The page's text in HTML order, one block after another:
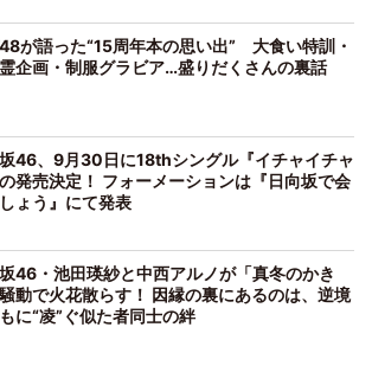
が語った“15周年本の思い出” 大食い特訓・
企画・制服グラビア…盛りだくさんの裏話
46、9月30日に18thシングル『イチャイチャ
発売決定！ フォーメーションは『日向坂で会
ょう』にて発表
46・池田瑛紗と中西アルノが「真冬のかき
動で火花散らす！ 因縁の裏にあるのは、逆境
に“凌”ぐ似た者同士の絆